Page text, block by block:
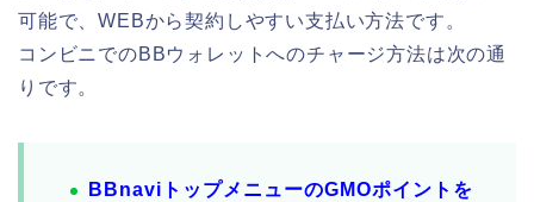
可能で、WEBから契約しやすい支払い方法です。
コンビニでのBBウォレットへのチャージ方法は次の通
りです。
BBnaviトップメニューのGMOポイントを